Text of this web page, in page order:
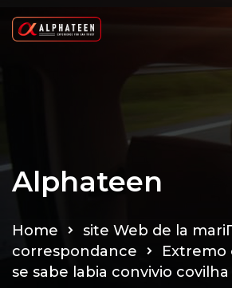
Alphateen
Home
site Web de la
correspondance
Extremo
se sabe labia convivio covilha